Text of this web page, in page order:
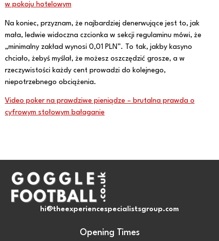
w pokoju hotelowym
Na koniec, przyznam, że najbardziej denerwujące jest to, jak
mała, ledwie widoczna czcionka w sekcji regulaminu mówi, że
„minimalny zakład wynosi 0,01 PLN”. To tak, jakby kasyno
chciało, żebyś myślał, że możesz oszczędzić grosze, a w
rzeczywistości każdy cent prowadzi do kolejnego,
niepotrzebnego obciążenia.
Video poker na prawdziwe pieniądze – brutalna prawda o
cyfrowym stołowym bałaganie
hi@theexperiencespecialistsgroup.com
Opening Times